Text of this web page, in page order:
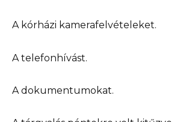
A kórházi kamerafelvételeket.
A telefonhívást.
A dokumentumokat.